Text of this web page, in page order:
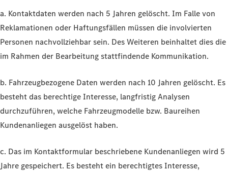
a. Kontaktdaten werden nach 5 Jahren gelöscht. Im Falle von
Reklamationen oder Haftungsfällen müssen die involvierten
Personen nachvollziehbar sein. Des Weiteren beinhaltet dies die
im Rahmen der Bearbeitung stattfindende Kommunikation.
b. Fahrzeugbezogene Daten werden nach 10 Jahren gelöscht. Es
besteht das berechtige Interesse, langfristig Analysen
durchzuführen, welche Fahrzeugmodelle bzw. Baureihen
Kundenanliegen ausgelöst haben.
c. Das im Kontaktformular beschriebene Kundenanliegen wird 5
Jahre gespeichert. Es besteht ein berechtigtes Interesse,